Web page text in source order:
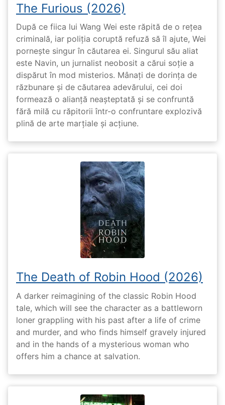
The Furious (2026)
După ce fiica lui Wang Wei este răpită de o rețea
criminală, iar poliția coruptă refuză să îl ajute, Wei
pornește singur în căutarea ei. Singurul său aliat
este Navin, un jurnalist neobosit a cărui soție a
dispărut în mod misterios. Mânați de dorința de
răzbunare și de căutarea adevărului, cei doi
formează o alianță neașteptată și se confruntă
fără milă cu răpitorii într-o confruntare explozivă
plină de arte marțiale și acțiune.
The Death of Robin Hood (2026)
A darker reimagining of the classic Robin Hood
tale, which will see the character as a battleworn
loner grappling with his past after a life of crime
and murder, and who finds himself gravely injured
and in the hands of a mysterious woman who
offers him a chance at salvation.